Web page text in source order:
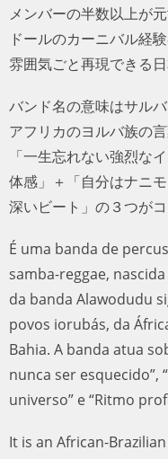
メンバーの半数以上が
ドールのカーニバル経
雰囲気ごと再現できる日
バンド名の意味はサル
アフリカのヨルバ族の
「一生忘れない強烈な
体感」＋「自分はナニ
深いビート」の３つがコ
É uma banda de
samba-reggae,
da banda Alawodudu
povos iorubás, da
Bahia. A banda atua
nunca ser esquecido”,
universo” e “Ritmo
It is an African-